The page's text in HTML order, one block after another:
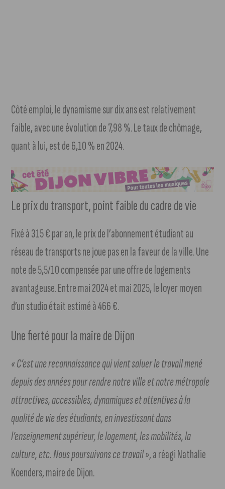
Côté emploi, le dynamisme sur dix ans est relativement
faible, avec une évolution de 7,98 %. Le taux de chômage,
quant à lui, est de 6,10 % en 2024.
Le prix du transport, point faible du cadre de vie
Fixé à 315 € par an, le prix de l’abonnement étudiant au
réseau de transports ne joue pas en la faveur de la ville. Une
note de 5,5/10 compensée par une offre de logements
avantageuse. Entre mai 2024 et mai 2025, le loyer moyen
d’un studio était estimé à 466 €.
Une fierté pour la maire de Dijon
« C’est une reconnaissance qui vient saluer le travail mené
depuis des années pour rendre notre ville et notre métropole
attractives, accessibles, dynamiques et attentives à la
qualité de vie des étudiants, en investissant dans
l’enseignement supérieur, le logement, les mobilités, la
culture, etc. Nous poursuivons ce travail », a réagi Nathalie
Koenders, maire de Dijon.